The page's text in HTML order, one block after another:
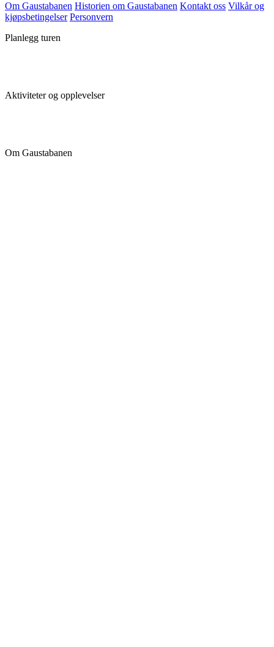
Om Gaustabanen Historien om Gaustabanen Kontakt oss Vilkår og
kjøpsbetingelser Personvern
Planlegg turen
Aktiviteter og opplevelser
Om Gaustabanen